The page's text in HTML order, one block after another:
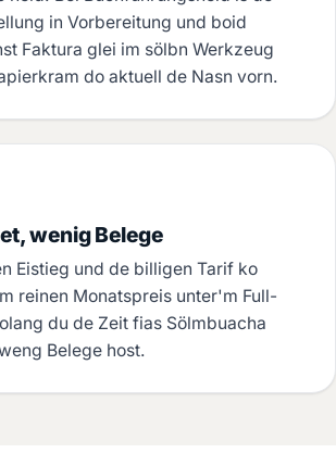
in Vorbereitung und boid
Faktura glei im sölbn Werkzeug
do aktuell de Nasn vorn.
wenig Belege
Eistieg und de billigen Tarif ko
reinen Monatspreis unter'm Full-
du de Zeit fias Sölmbuacha
Belege host.